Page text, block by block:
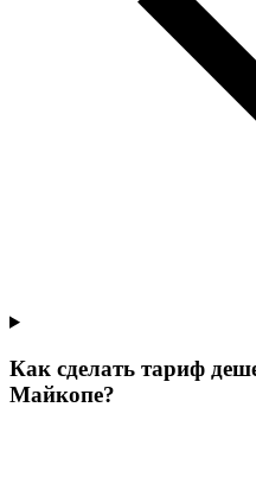
Как сделать тариф
Майкопе?